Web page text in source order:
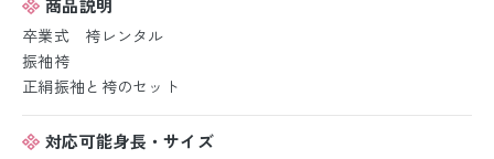
商品説明
卒業式 袴レンタル
振袖袴
正絹振袖と袴のセット
対応可能身長・サイズ